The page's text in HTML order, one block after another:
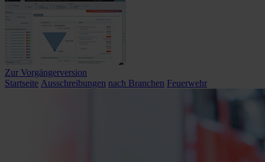
Zur Vorgängerversion
Startseite Ausschreibungen nach Branchen Feuerwehr